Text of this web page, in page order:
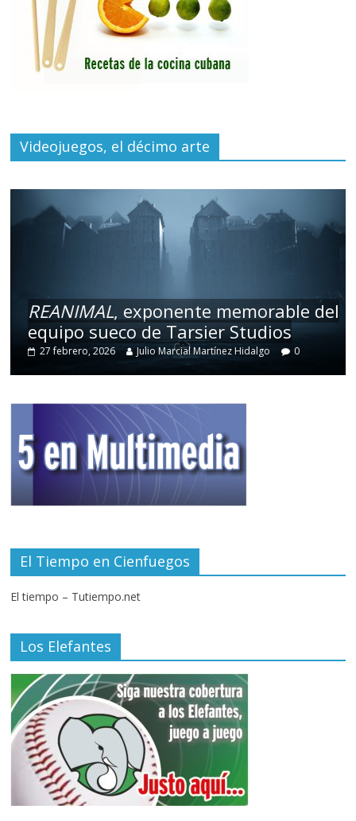
Videojuegos, el décimo arte
REANIMAL, exponente memorable del
equipo sueco de Tarsier Studios
27 febrero, 2026 Julio Marcial Martínez Hidalgo 0
El Tiempo en Cienfuegos
El tiempo – Tutiempo.net
Los Elefantes